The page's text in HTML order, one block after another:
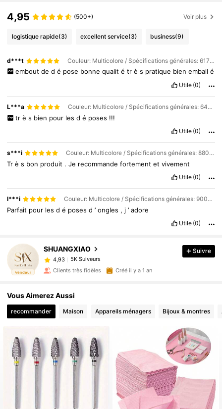
4,95 (500+) Voir plus
logistique rapide(3) excellent service(3) business(9)
d***t Couleur: Multicolore / Spécifications générales: 6175-M
embout de d é pose bonne qualit é tr è s pratique bien emball é
Utile (0)
L***a Couleur: Multicolore / Spécifications générales: 6477-F
tr è s bien pour les d é poses !!!
Utile (0)
s***i Couleur: Multicolore / Spécifications générales: 8807-F
Très bon produit .Je recommandefortementetvivement
Utile (0)
l***i Couleur: Multicolore / Spécifications générales: 9008-#29
Parfait pour lesdé posesd’ongles , j’adore
Utile (0)
Vendeur
SHUANGXIAO
4,93 5K Suiveurs
Suivre
Clients très fidèles Créé il y a 1 an
Vous Aimerez Aussi
recommander Maison Appareils ménagers Bijoux & montres